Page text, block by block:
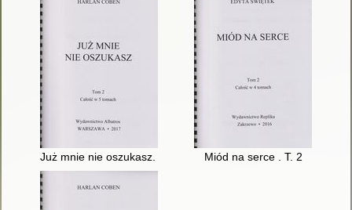
Już mnie nie oszukasz. T. 2 Miód na serce . T. 2